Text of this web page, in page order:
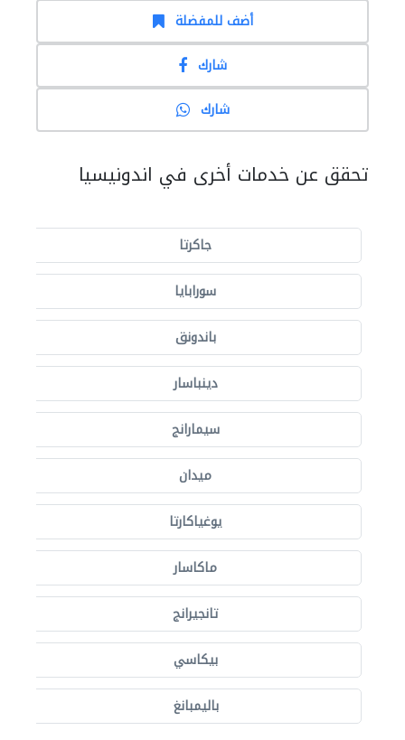
أضف للمفضلة
شارك
شارك
تحقق عن خدمات أخرى في اندونيسيا
جاكرتا
سورابايا
باندونق
دينباسار
سيمارانج
ميدان
يوغياكارتا
ماكاسار
تانجيرانج
بيكاسي
باليمبانغ